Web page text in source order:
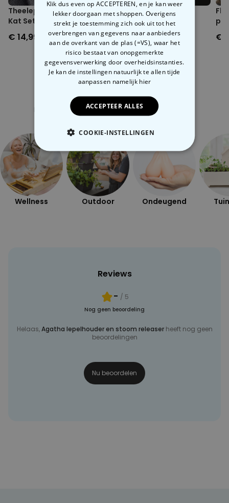
Theelepel met Hangende
Kat Set van 4
€ 14,99
Katten zout- en
peperstrooiers
€ 12,99 €
Gerelateerde categorie
Bekijk onze andere categorie met ongewone dingen
Wellness Outdoor Ondeugend
Reviews
- / 5
Nog geen beoordeling
Helaas,Agatha lepelhouder en stoom releaserheeft nog geen
beoordelingen
Nu beoordelen
Klik dus even op ACCEPTEREN, en je kan weer
lekker doorgaan met shoppen. Overigens
strekt je toestemming zich ook uit tot het
overbrengen van gegevens naar aanbieders
aan de overkant van de plas (=VS), waar het
risico bestaat van onopgemerkte
gegevensverwerking door overheidsinstanties.
Je kan de instellingen natuurlijk te allen tijde
aanpassen namelijk hier
ACCEPTEER ALLES
COOKIE-INSTELLINGEN
NOODZAKELIJK
PERFORMANCE
MARKETING OVERIGE